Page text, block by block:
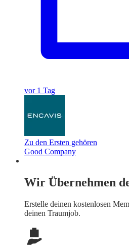
vor 1 Tag
Zu den Ersten gehören
Good Company
Wir Übernehmen
Erstelle deinen kostenlosen
deinen Traumjob.